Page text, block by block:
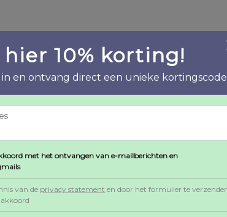
voldoen.
hier 10% korting!
in en ontvang direct een unieke kortingscode
met het ontvangen van e-mailberichten en
van de privacy statement en door het formulier te